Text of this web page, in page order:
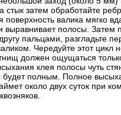
стык затем обработайте
поверхность валика мягко
выравнивает полосы. Затем
пальцами, разгладьте
Чередуйте этот цикл
должен ощущаться
клея полосы чуть
полным. Полное
около двух суток при